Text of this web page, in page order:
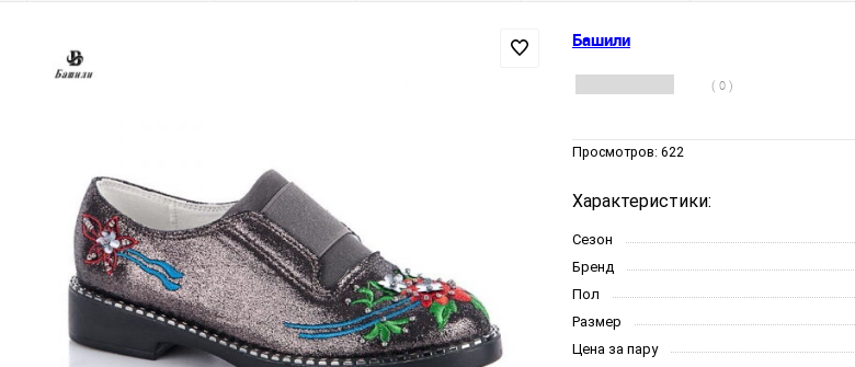
Башили
( 0 )
Просмотров: 622
Характеристики:
Сезон
Бренд
Пол
Размер
Цена за пару